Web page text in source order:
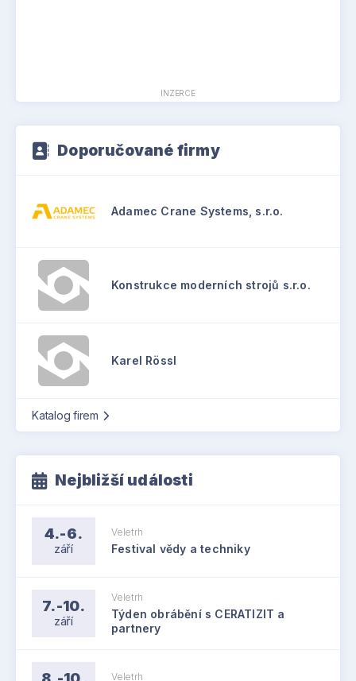
INZERCE
Doporučované firmy
Adamec Crane Systems, s.r.o.
Konstrukce moderních strojů s.r.o.
Karel Rössl
Katalog firem
Nejbližší události
4.-6.
září
Veletrh
Festival vědy a techniky
7.-10.
září
Veletrh
Týden obrábění s CERATIZIT a
partnery
Veletrh